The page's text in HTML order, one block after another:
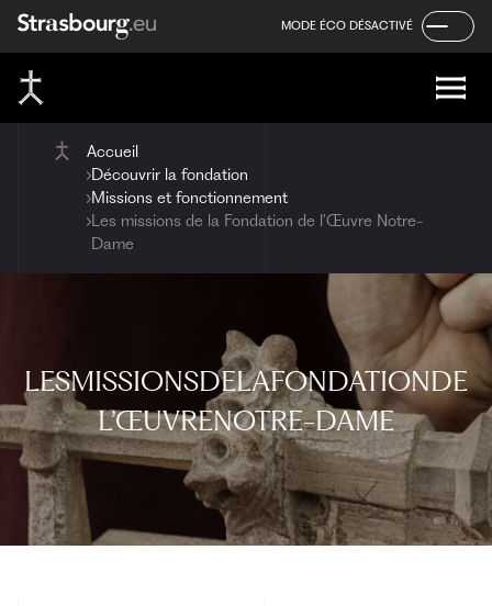
Aller
au
contenu
Aller
au
menu
Aller
au
pied
de
page
MODE ÉCO DÉSACTIVÉ
Accueil
Découvrir la fondation
Missions et fonctionnement
Les missions de la Fondation de l’Œuvre Notre-
Dame
LESMISSIONSDELAFONDATIONDE
L’ŒUVRENOTRE-DAME
Panneau de gestion des cookies